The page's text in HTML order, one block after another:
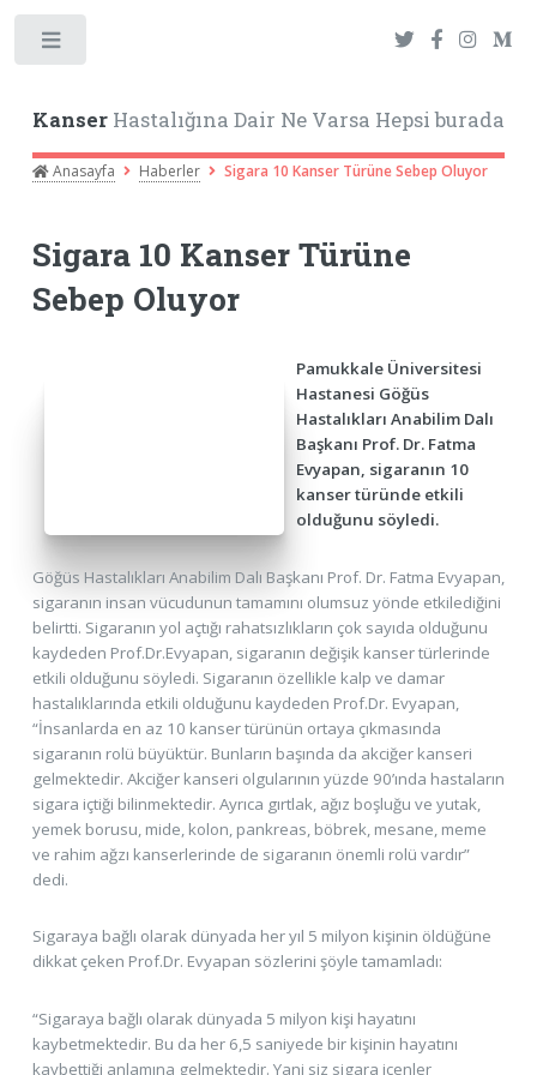
KanserHastalığına Dair Ne Varsa Hepsi burada
Anasayfa Haberler Sigara 10 Kanser Türüne Sebep Oluyor
Sigara 10 Kanser Türüne
Sebep Oluyor
Pamukkale Üniversitesi
Hastanesi Göğüs
Hastalıkları Anabilim Dalı
Başkanı Prof. Dr. Fatma
Evyapan, sigaranın 10
kanser türünde etkili
olduğunu söyledi.
Göğüs Hastalıkları Anabilim Dalı Başkanı Prof. Dr. Fatma Evyapan,
sigaranın insan vücudunun tamamını olumsuz yönde etkilediğini
belirtti. Sigaranın yol açtığı rahatsızlıkların çok sayıda olduğunu
kaydeden Prof.Dr.Evyapan, sigaranın değişik kanser türlerinde
etkili olduğunu söyledi. Sigaranın özellikle kalp ve damar
hastalıklarında etkili olduğunu kaydeden Prof.Dr. Evyapan,
“İnsanlarda en az 10 kanser türünün ortaya çıkmasında
sigaranın rolü büyüktür. Bunların başında da akciğer kanseri
gelmektedir. Akciğer kanseri olgularının yüzde 90’ında hastaların
sigara içtiği bilinmektedir. Ayrıca gırtlak, ağız boşluğu ve yutak,
yemek borusu, mide, kolon, pankreas, böbrek, mesane, meme
ve rahim ağzı kanserlerinde de sigaranın önemli rolü vardır”
dedi.
Sigaraya bağlı olarak dünyada her yıl 5 milyon kişinin öldüğüne
dikkat çeken Prof.Dr. Evyapan sözlerini şöyle tamamladı:
“Sigaraya bağlı olarak dünyada 5 milyon kişi hayatını
kaybetmektedir. Bu da her 6,5 saniyede bir kişinin hayatını
kaybettiği anlamına gelmektedir. Yani siz sigara içenler